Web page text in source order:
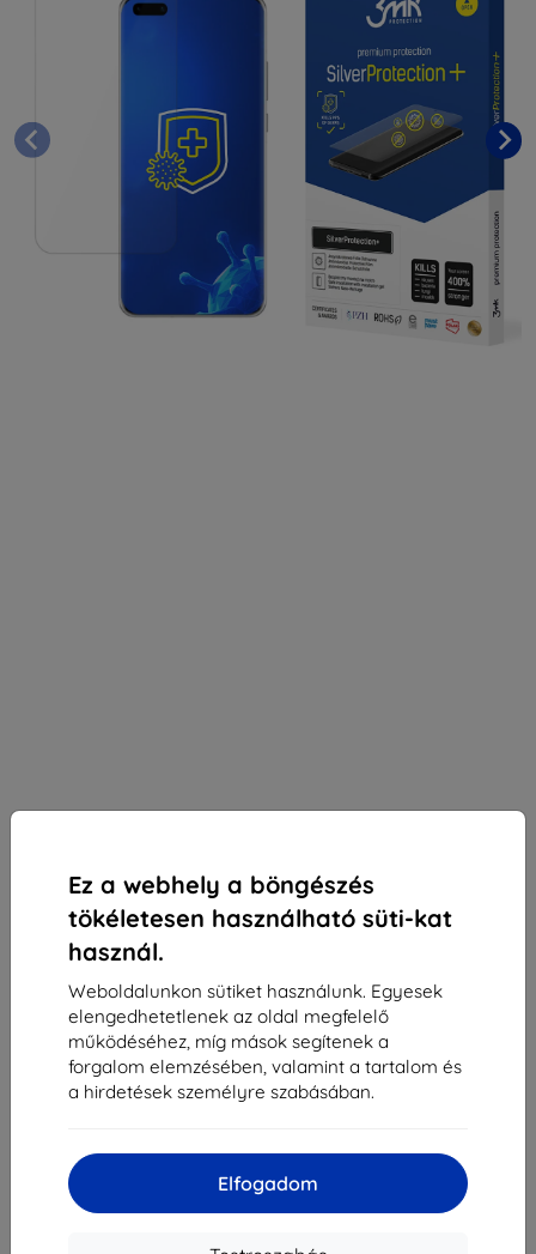
Ez a webhely a böngészés
tökéletesen használható süti-kat
használ.
Weboldalunkon sütiket használunk. Egyesek
elengedhetetlenek az oldal megfelelő
működéséhez, míg mások segítenek a
forgalom elemzésében, valamint a tartalom és
a hirdetések személyre szabásában.
Elfogadom
3mk SilverProtection+ védőfólia Huawei P40 Pro
5G-hez
4 390 Ft
3 951 Ft